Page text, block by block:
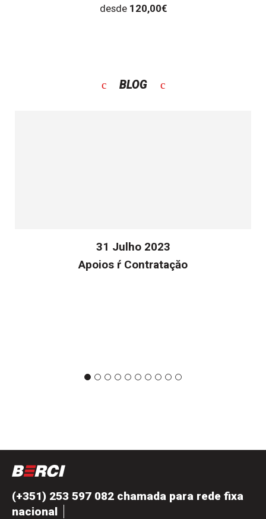
desde 120,00€
BLOG
31 Julho 2023
Apoios ŕ Contrataçăo
(+351) 253 597 082 chamada para rede fixa
nacional